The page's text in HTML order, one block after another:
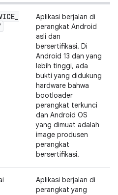
_
Aplikasi berjalan di
perangkat Android
asli dan
bersertifikasi. Di
Android 13 dan yang
lebih tinggi, ada
bukti yang didukung
hardware bahwa
bootloader
perangkat terkunci
dan Android OS
yang dimuat adalah
image produsen
perangkat
bersertifikasi.
Aplikasi berjalan di
perangkat yang